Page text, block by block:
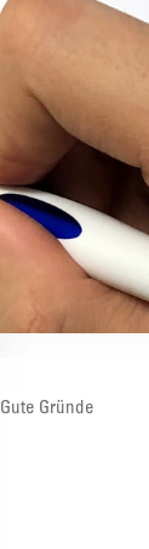
Gute Gründe